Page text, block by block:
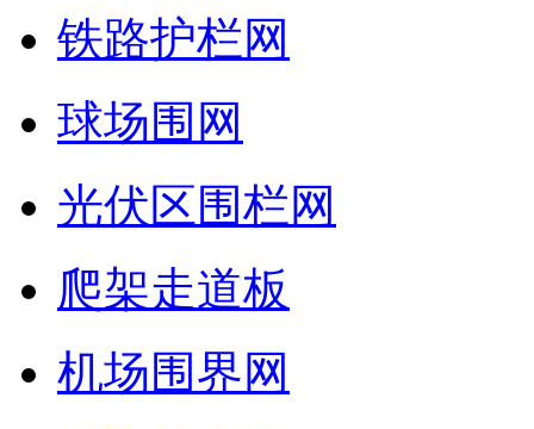
铁路护栏网
球场围网
光伏区围栏网
爬架走道板
机场围界网